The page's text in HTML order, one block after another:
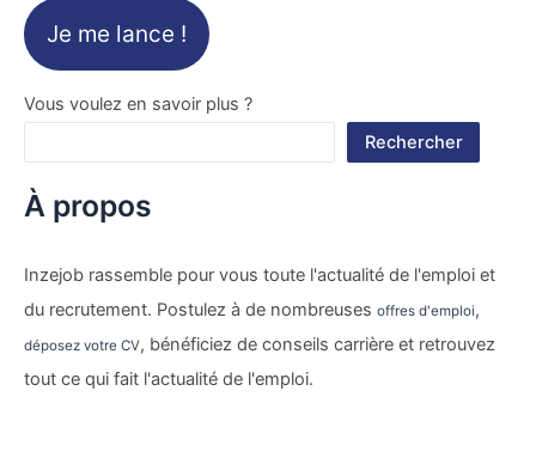
Je me lance !
Vous voulez en savoir plus ?
Rechercher
À propos
Inzejob rassemble pour vous toute l'actualité de l'emploi et
du recrutement. Postulez à de nombreuses offres d'emploi,
déposez votre CV, bénéficiez de conseils carrière et retrouvez
tout ce qui fait l'actualité de l'emploi.